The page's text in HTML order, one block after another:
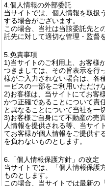
4.個人情報の外部委託
当サイトでは、個人情報を取扱
する場合がございます。
この場合、当社は当該委託先と
託先に対して適切な管理・監督
5.免責事項
1)当サイトのご利用上、お客様
つきましては、その旨表示を行
様がご入力されない場合は、各
ービスの一部をご利用いただけ
2)お客様は、当サイトにてお客
かつ正確であることについて責
と異なることについて当社を一
3)お客様ご自身にて不動産の売
人情報を提供される等、当サイ
てお客様が個人情報をご提供す
を負わないものとします。
6.「個人情報保護方針」の改定
当サイトでは、「個人情報保護
ものとします。
この場合、当サイトでは最新の